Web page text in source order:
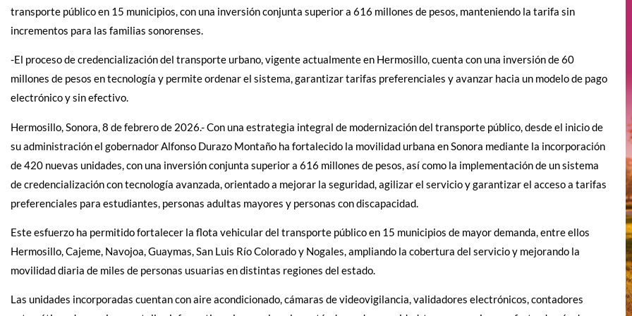
transporte público en 15 municipios, con una inversión conjunta superior a 616 millones de pesos, manteniendo la tarifa sin
incrementos para las familias sonorenses.
-El proceso de credencialización del transporte urbano, vigente actualmente en Hermosillo, cuenta con una inversión de 60
millones de pesos en tecnología y permite ordenar el sistema, garantizar tarifas preferenciales y avanzar hacia un modelo de pago
electrónico y sin efectivo.
Hermosillo, Sonora, 8 de febrero de 2026.- Con una estrategia integral de modernización del transporte público, desde el inicio de
su administración el gobernador Alfonso Durazo Montaño ha fortalecido la movilidad urbana en Sonora mediante la incorporación
de 420 nuevas unidades, con una inversión conjunta superior a 616 millones de pesos, así como la implementación de un sistema
de credencialización con tecnología avanzada, orientado a mejorar la seguridad, agilizar el servicio y garantizar el acceso a tarifas
preferenciales para estudiantes, personas adultas mayores y personas con discapacidad.
Este esfuerzo ha permitido fortalecer la flota vehicular del transporte público en 15 municipios de mayor demanda, entre ellos
Hermosillo, Cajeme, Navojoa, Guaymas, San Luis Río Colorado y Nogales, ampliando la cobertura del servicio y mejorando la
movilidad diaria de miles de personas usuarias en distintas regiones del estado.
Las unidades incorporadas cuentan con aire acondicionado, cámaras de videovigilancia, validadores electrónicos, contadores